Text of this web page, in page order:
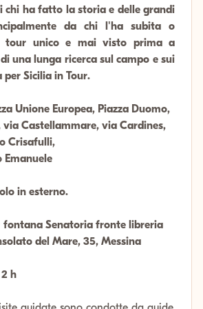
chi ha fatto la storia e delle grandi
da chi l'ha subita o
tour unico e mai visto prima a
una lunga ricerca sul campo e sui
per Sicilia in Tour.
Unione Europea, Piazza Duomo,
via Castellammare, via Cardines,
Crisafulli,
in esterno.
fontana Senatoria fronte libreria
del Mare, 35, Messina
2 h